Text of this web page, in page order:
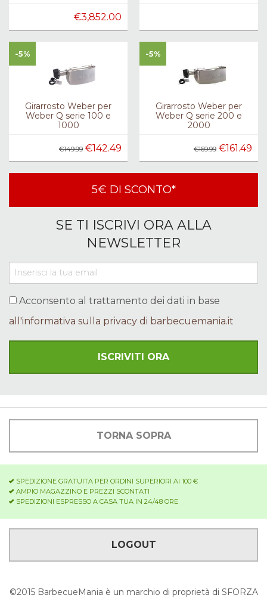
€3,852.00
Girarrosto Weber per
Weber Q serie 100 e
1000
€149.99 €142.49
-5%
Girarrosto Weber per
Weber Q serie 200 e
2000
€169.99 €161.49
-5%
5€ DI SCONTO*
SE TI ISCRIVI ORA ALLA
NEWSLETTER
Acconsento al trattamento dei dati in base
all'informativa sulla privacy di barbecuemania.it
TORNA SOPRA
SPEDIZIONE GRATUITA PER ORDINI SUPERIORI AI 100 €
AMPIO MAGAZZINO E PREZZI SCONTATI
SPEDIZIONI ESPRESSO A CASA TUA IN 24/48 ORE
LOGOUT
©2015 BarbecueMania è un marchio di proprietà di SFORZA